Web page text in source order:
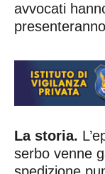
avvocati
La storia.
serbo venne